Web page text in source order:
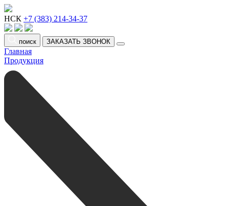
НСК +7 (383) 214-34-37
поиск ЗАКАЗАТЬ ЗВОНОК
Главная
Продукция